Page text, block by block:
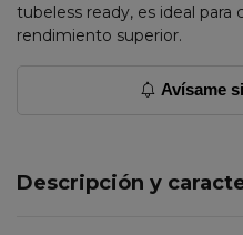
tubeless ready, es ideal para
rendimiento superior.
Avísame
Descripción y